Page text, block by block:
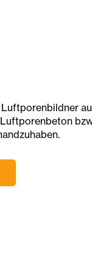
Luftporenbildner